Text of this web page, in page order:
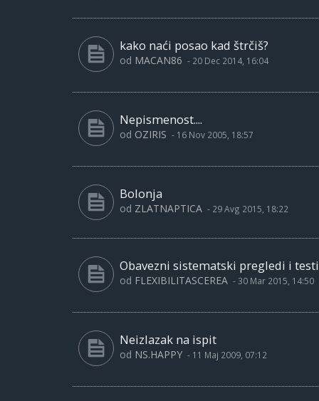
kako naći posao kad štrčiš?
od MACAN86 - 20 Dec 2014, 16:04
Nepismenost....
od OZIRIS - 16 Nov 2005, 18:57
Bolonja
od ZLATNAPTICA - 29 Avg 2015, 18:22
Obavezni sistematski pregledi i
od FLEXIBILITASCEREA - 30 Mar 2015, 14:50
Neizlazak na ispit
od NS.HAPPY - 11 Maj 2009, 07:12